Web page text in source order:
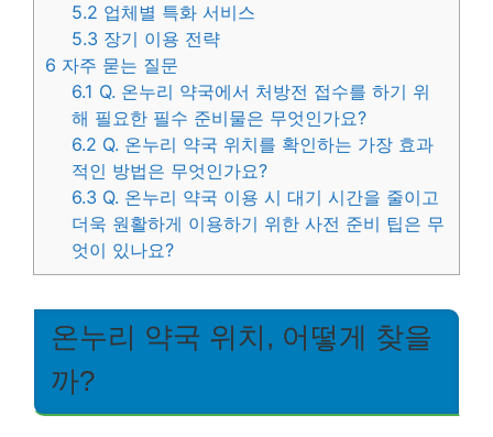
5.2 업체별 특화 서비스
5.3 장기 이용 전략
6 자주 묻는 질문
6.1 Q. 온누리 약국에서 처방전 접수를 하기 위
해 필요한 필수 준비물은 무엇인가요?
6.2 Q. 온누리 약국 위치를 확인하는 가장 효과
적인 방법은 무엇인가요?
6.3 Q. 온누리 약국 이용 시 대기 시간을 줄이고
더욱 원활하게 이용하기 위한 사전 준비 팁은 무
엇이 있나요?
온누리 약국 위치, 어떻게 찾을
까?